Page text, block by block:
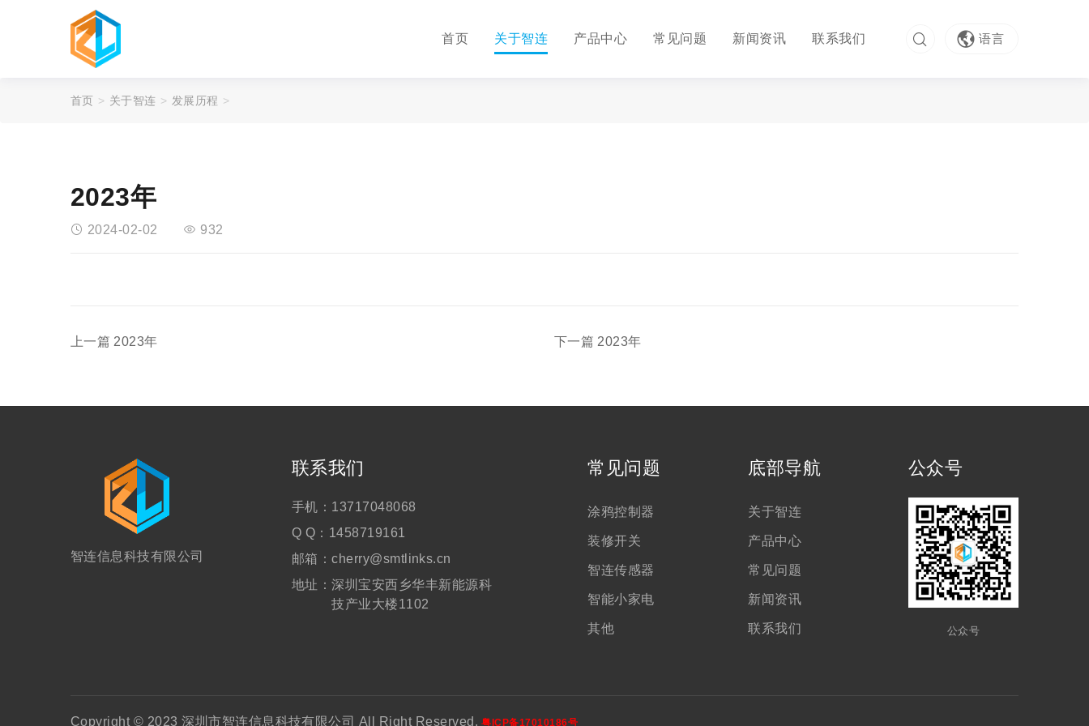
首页 关于智连 产品中心 常见问题 新闻资讯 联系我们 语言
首页 关于智连 发展历程
2023年
2024-02-02 932
上一篇 2023年 下一篇 2023年
智连信息科技有限公司
联系我们
手机： 13717048068
Q Q： 1458719161
邮箱：cherry@smtlinks.cn
地址：深圳宝安西乡华丰新能源科
技产业大楼1102
常见问题
涂鸦控制器
装修开关
智连传感器
智能小家电
其他
底部导航
关于智连
产品中心
常见问题
新闻资讯
联系我们
公众号
公众号
Copyright © 2023 深圳市智连信息科技有限公司 All Right Reserved.粤ICP备17010186号